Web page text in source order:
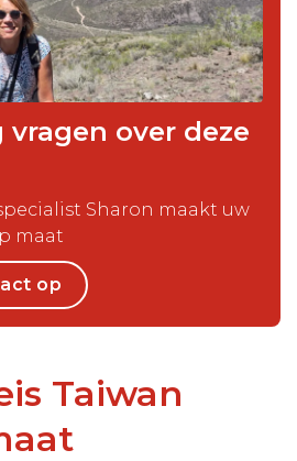
over deze
Sharon maakt uw
maat
op
Taiwan